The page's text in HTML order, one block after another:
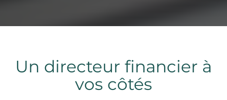
Un directeur financier à
vos côtés